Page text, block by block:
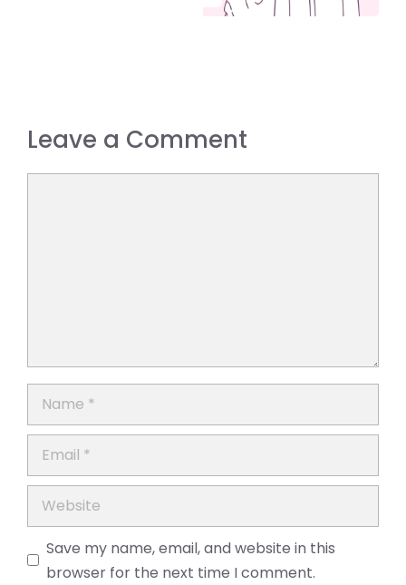
Leave a Comment
Name
Email
Website
Save my name, email, and website in this
browser for the next time I comment.